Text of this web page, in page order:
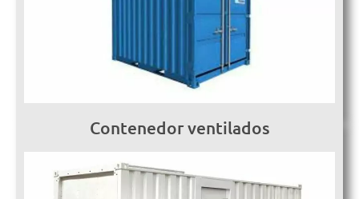
Contenedor ventilados